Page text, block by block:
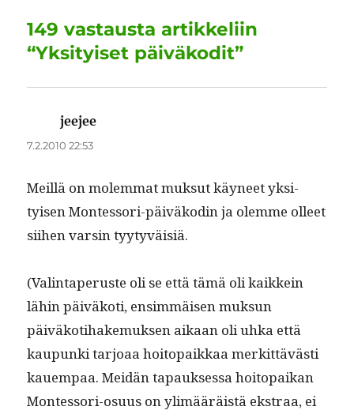
o
o
k
I
n
p
p
a
m
149 vastausta artikkeliin
“Yksityiset päiväkodit”
jeejee
7.2.2010 22:53
Meil­lä on molem­mat muk­sut käyneet yksi­
tyisen Montes­sori-päiväkodin ja olemme olleet
siihen varsin tyytyväisiä.
(Val­in­ta­pe­ruste oli se että tämä oli kaikkein
lähin päiväkoti, ensim­mäisen muk­sun
päiväkoti­hake­muk­sen aikaan oli uhka että
kaupun­ki tar­joaa hoitopaikkaa merkit­tävästi
kauem­paa. Mei­dän tapauk­ses­sa hoitopaikan
Montes­sori-osu­us on ylimääräistä ekstraa, ei